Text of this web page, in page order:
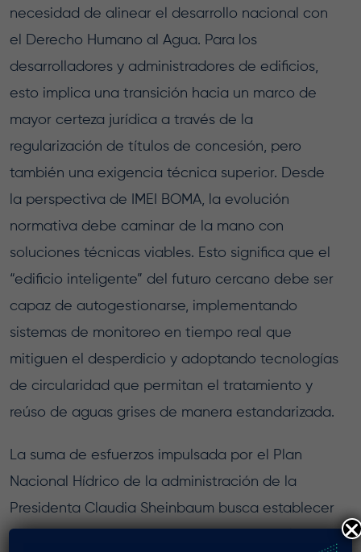
necesidad de alinear el desarrollo nacional con
el Derecho Humano al Agua. Para los
desarrolladores y administradores de edificios,
esto implica una transición hacia un marco de
mayor certeza jurídica a través de la
regularización de títulos de concesión, pero
también una exigencia técnica superior. Desde
la perspectiva de IMEI BOMA, la evolución
normativa debe caminar de la mano con
soluciones técnicas viables. Esto significa que el
“edificio inteligente” del futuro cercano debe ser
capaz de autogestionarse, implementando
sistemas de monitoreo en tiempo real que
mitiguen el desperdicio y adoptando tecnologías
de circularidad que permitan el tratamiento y
reúso de aguas grises de manera estandarizada.
La suma de esfuerzos impulsada por el Plan
Nacional Hídrico de la administración de la
Presidenta Claudia Sheinbaum busca establecer
un ordenamiento estricto que garantice el